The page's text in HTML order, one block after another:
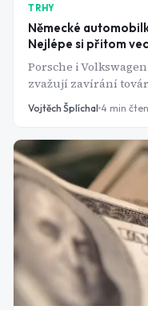
TRHY
Německé
Nejlépe si přitom
Porsche i
zvažují zavírání
marže v celém
Vojtěch Šplíchal 4 min